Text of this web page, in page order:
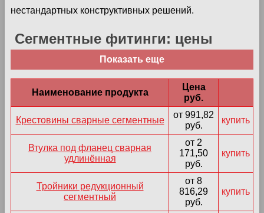
нестандартных конструктивных решений.
Сегментные фитинги: цены
Показать еще
Наименование продукта
Цена
руб.
Крестовины сварные сегментные
от 991,82
руб.
купить
Втулка под фланец сварная
удлинённая
от 2
171,50
руб.
купить
Тройники редукционный
сегментный
от 8
816,29
руб.
купить